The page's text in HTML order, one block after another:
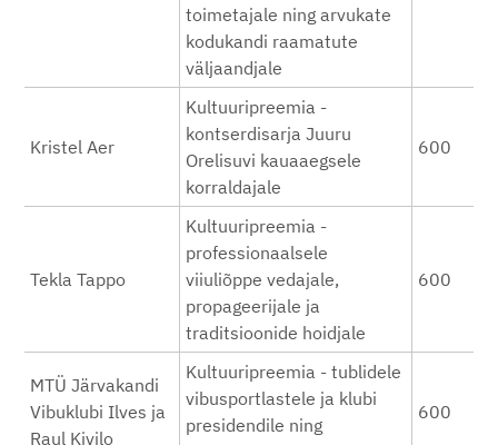
toimetajale ning arvukate
kodukandi raamatute
väljaandjale
Kristel Aer
Kultuuripreemia -
kontserdisarja Juuru
Orelisuvi kauaaegsele
korraldajale
600
Tekla Tappo
Kultuuripreemia -
professionaalsele
viiuliõppe vedajale,
propageerijale ja
traditsioonide hoidjale
600
MTÜ Järvakandi
Vibuklubi Ilves ja
Raul Kivilo
Kultuuripreemia - tublidele
vibusportlastele ja klubi
presidendile ning
600